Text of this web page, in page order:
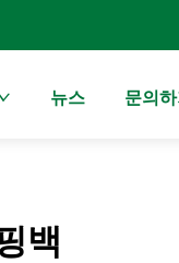
뉴스 문의하
백